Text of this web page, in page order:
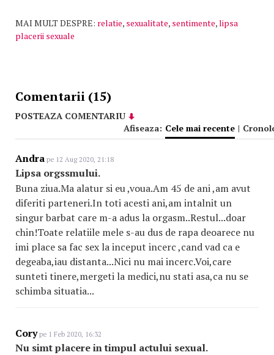
MAI MULT DESPRE: relatie, sexualitate, sentimente,lipsa
placerii sexuale
Comentarii (15)
POSTEAZA COMENTARIU
Afiseaza: Cele mai recente |
Andra pe 12 Aug 2020, 21:18
Lipsa orgssmului.
Buna ziua.Ma alatur si eu ,voua.Am 45 de ani ,am avut
diferiti parteneri.In toti acesti ani,am intalnit un
singur barbat care m-a adus la orgasm..Restul...doar
chin!Toate relatiile mele s-au dus de rapa deoarece nu
imi place sa fac sex la inceput incerc ,cand vad ca e
degeaba,iau distanta...Nici nu mai incerc.Voi,care
sunteti tinere,mergeti la medici,nu stati asa,ca nu se
schimba situatia...
Corype 1 Feb 2020, 16:32
Nu simt placere in timpul actului sexual.